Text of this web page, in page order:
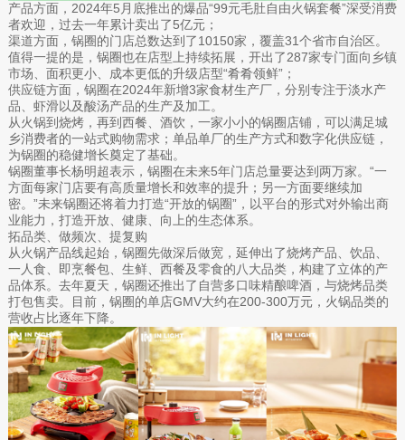
产品方面，2024年5月底推出的爆品“99元毛肚自由火锅套餐”深受消费
者欢迎，过去一年累计卖出了5亿元；
渠道方面，锅圈的门店总数达到了10150家，覆盖31个省市自治区。
值得一提的是，锅圈也在店型上持续拓展，开出了287家专门面向乡镇
市场、面积更小、成本更低的升级店型“肴肴领鲜”；
供应链方面，锅圈在2024年新增3家食材生产厂，分别专注于淡水产
品、虾滑以及酸汤产品的生产及加工。
从火锅到烧烤，再到西餐、酒饮，一家小小的锅圈店铺，可以满足城
乡消费者的一站式购物需求；单品单厂的生产方式和数字化供应链，
为锅圈的稳健增长奠定了基础。
锅圈董事长杨明超表示，锅圈在未来5年门店总量要达到两万家。“一
方面每家门店要有高质量增长和效率的提升；另一方面要继续加
密。”未来锅圈还将着力打造“开放的锅圈”，以平台的形式对外输出商
业能力，打造开放、健康、向上的生态体系。
拓品类、做频次、提复购
从火锅产品线起始，锅圈先做深后做宽，延伸出了烧烤产品、饮品、
一人食、即烹餐包、生鲜、西餐及零食的八大品类，构建了立体的产
品体系。去年夏天，锅圈还推出了自营多口味精酿啤酒，与烧烤品类
打包售卖。目前，锅圈的单店GMV大约在200-300万元，火锅品类的
营收占比逐年下降。